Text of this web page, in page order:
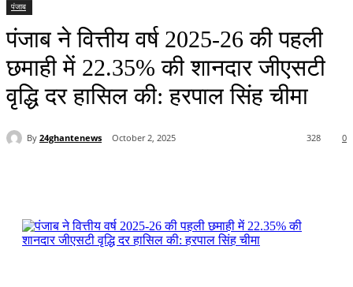
पंजाब
पंजाब ने वित्तीय वर्ष 2025-26 की पहली
छमाही में 22.35% की शानदार जीएसटी
वृद्धि दर हासिल की: हरपाल सिंह चीमा
By 24ghantenews October 2, 2025 0
328